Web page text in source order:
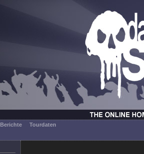
Berichte Tourdaten